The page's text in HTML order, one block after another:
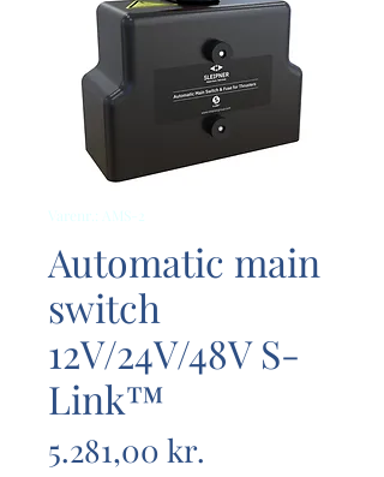
Varenr.: AMS-2
Automatic main
switch
12V/24V/48V S-
Link™
5.281,00 kr.